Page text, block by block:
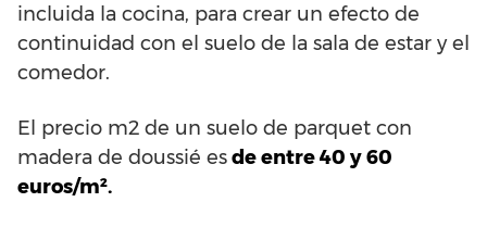
incluida la cocina, para crear un efecto de
continuidad con el suelo de la sala de estar y el
comedor.
El precio m2 de un suelo de parquet con
madera de doussié esde entre 40 y 60
euros/m².